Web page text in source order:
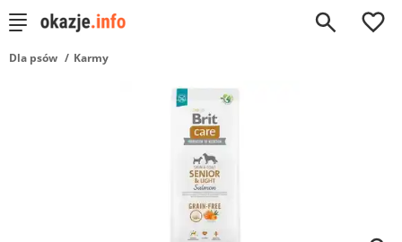
0
Dla psów Karmy